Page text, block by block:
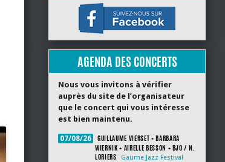
AGENDA DES CONCERTS
Nous vous invitons à vérifier
auprès du site de l’organisateur
que le concert qui vous intéresse
est bien maintenu.
07/08/26
GUILLAUME VIERSET + BARBARA
WIERNIK + AIRELLE BESSON + BJO / N.
LORIERS
Gaume Jazz Festival